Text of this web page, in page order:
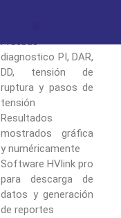
Pruebas
diagnostico PI, DAR,
DD, tensión de
ruptura y pasos de
tensión
Resultados
mostrados gráfica
y numéricamente
Software HVlink pro
para descarga de
datos y generación
de reportes